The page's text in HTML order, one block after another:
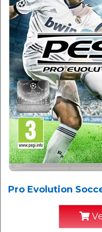
Pro Evolution